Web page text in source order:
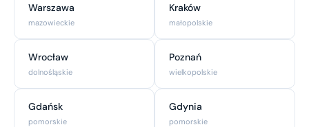
Warszawa
mazowieckie
Kraków
małopolskie
Wrocław
dolnośląskie
Poznań
wielkopolskie
Gdańsk
pomorskie
Gdynia
pomorskie